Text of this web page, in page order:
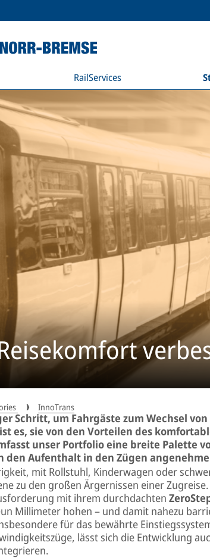
RailServices
InnoTrans
Schritt, um Fahrgäste zum Wechsel
es, sie von den Vorteilen des
unser Portfolio eine breite Palette
den Aufenthalt in den Zügen
mit Rollstuhl, Kinderwagen oder
zu den großen Ärgernissen einer
mit ihrem durchdachten
Millimeter hohen – und damit nahezu
für das bewährte
lässt sich die Entwicklung